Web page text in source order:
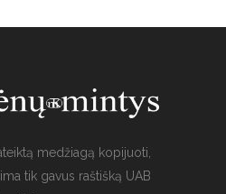
medžiagą kopijuoti,
tik gavus raštišką UAB